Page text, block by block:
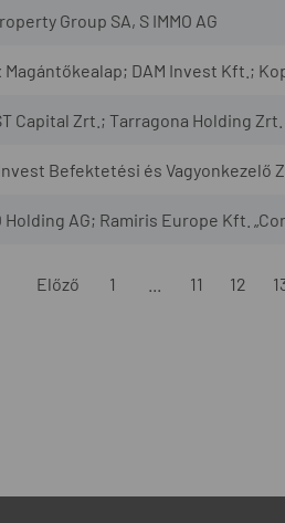
Group SA, S IMMO AG
Magántőkealap; DAM Invest Kft.;
Capital Zrt.; Tarragona Holding Zrt.
Befektetési és Vagyonkezelő
Holding AG; Ramiris Europe Kft.
Előző 1 11 12